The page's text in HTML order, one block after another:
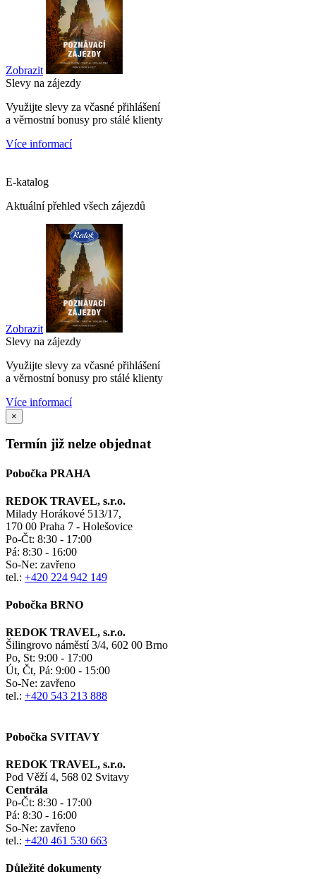
Zobrazit
Slevy na zájezdy
Využijte slevy za včasné přihlášení
a věrnostní bonusy pro stálé klienty
Více informací
E-katalog
Aktuální přehled všech zájezdů
Zobrazit
Slevy na zájezdy
Využijte slevy za včasné přihlášení
a věrnostní bonusy pro stálé klienty
Více informací
×
Termín již nelze objednat
Pobočka PRAHA
REDOK TRAVEL, s.r.o.
Milady Horákové 513/17,
170 00 Praha 7 - Holešovice
Po-Čt: 8:30 - 17:00
Pá: 8:30 - 16:00
So-Ne: zavřeno
tel.: +420 224 942 149
Pobočka BRNO
REDOK TRAVEL, s.r.o.
Šilingrovo náměstí 3/4, 602 00 Brno
Po, St: 9:00 - 17:00
Út, Čt, Pá: 9:00 - 15:00
So-Ne: zavřeno
tel.: +420 543 213 888
Pobočka SVITAVY
REDOK TRAVEL, s.r.o.
Pod Věží 4, 568 02 Svitavy
Centrála
Po-Čt: 8:30 - 17:00
Pá: 8:30 - 16:00
So-Ne: zavřeno
tel.: +420 461 530 663
Důležité dokumenty